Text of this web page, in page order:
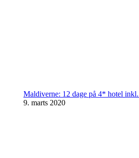
Maldiverne: 12 dage på 4* hotel
9. marts 2020